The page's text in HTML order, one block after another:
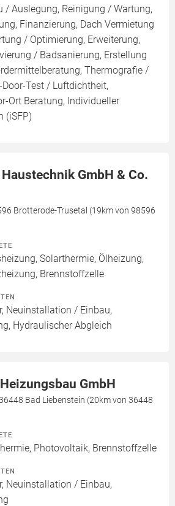
/ Auslegung, Reinigung / Wartung,
Finanzierung, Dach Vermietung
/ Optimierung, Erweiterung,
/ Badsanierung, Erstellung
Thermografie /
Test / Luftdichtheit,
Ort Beratung, Individueller
(iSFP)
GmbH & Co.
Brotterode-Trusetal (19km von 98596
Solarthermie, Ölheizung,
Brennstoffzelle
Neuinstallation / Einbau,
Hydraulischer Abgleich
GmbH
Bad Liebenstein (20km von 36448
Photovoltaik, Brennstoffzelle
Neuinstallation / Einbau,